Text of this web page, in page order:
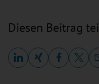
Diesen Beitrag